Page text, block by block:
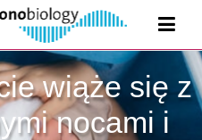
wiąże się z
nocami i